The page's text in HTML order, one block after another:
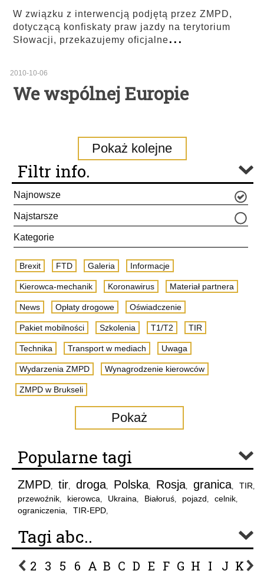
W związku z interwencją podjętą przez ZMPD,
dotyczącą konfiskaty praw jazdy na terytorium
Słowacji, przekazujemy oficjalne...
2010-10-06
We wspólnej Europie
Pokaż kolejne
Filtr info.
Najnowsze
Najstarsze
Kategorie
Brexit FTD Galeria Informacje
Kierowca-mechanik Koronawirus Materiał partnera
News Opłaty drogowe Oświadczenie
Pakiet mobilności Szkolenia T1/T2 TIR
Technika Transport w mediach Uwaga
Wydarzenia ZMPD Wynagrodzenie kierowców
ZMPD w Brukseli
Pokaż
Popularne tagi
ZMPD, tir, droga, Polska, Rosja, granica, TIR,
przewoźnik, kierowca, Ukraina, Białoruś, pojazd, celnik,
ograniczenia, TIR-EPD,
Tagi abc..
2 3 5 6 A B C D E F G H I J K L